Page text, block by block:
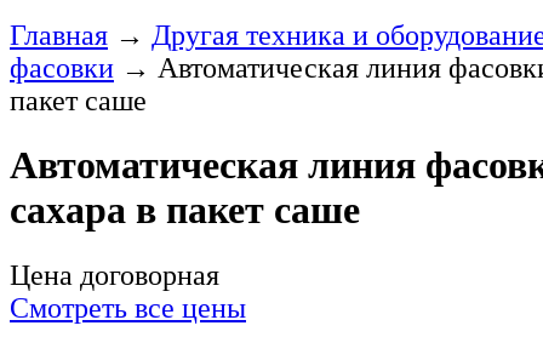
Главная → Другая техника и
фасовки → Автоматическая линия
пакет саше
Автоматическая линия
сахара в пакет саше
Цена договорная
Смотреть все цены